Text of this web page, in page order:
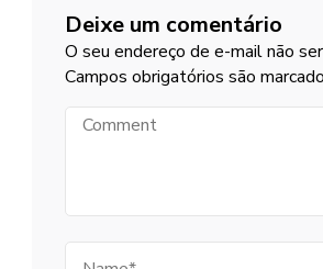
Deixe um comentário
O seu endereço de e-mail não
Campos obrigatórios são
Comment